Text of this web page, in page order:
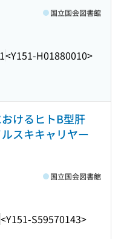
<Y151-H01880010>
国立国会図書館
けるヒトB型肝
スキキャリヤー
<Y151-S59570143>
国立国会図書館